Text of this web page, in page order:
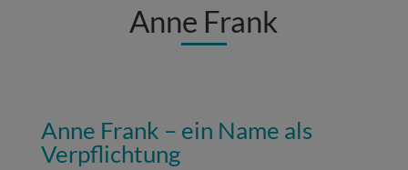
Anne Frank
Anne Frank – ein Name als
Verpflichtung